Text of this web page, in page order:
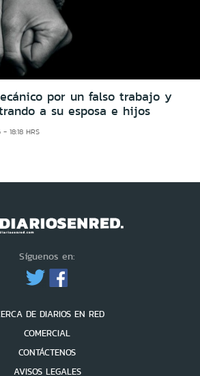
por un falso trabajo y
a su esposa e hijos
18:18 HRS
Síguenos en:
DE DIARIOS EN RED
COMERCIAL
CONTÁCTENOS
AVISOS LEGALES